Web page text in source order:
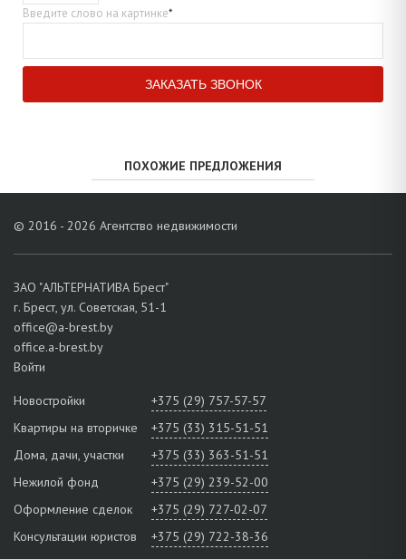
Введите слово на картинке*
ПОХОЖИЕ ПРЕДЛОЖЕНИЯ
© 2016 - 2026 Агентство недвижимости
ЗАО "АЛЬТЕРНАТИВА Брест"
г. Брест, ул. Советская, 51-1
office@a-brest.by
office.a-brest.by
Войти
Новостройки
+375 (29) 757-57-57
Квартиры на вторичке
+375 (33) 315-51-51
Дома, дачи, участки
+375 (33) 363-51-51
Нежилой фонд
+375 (29) 239-52-00
Оформление сделок
+375 (29) 727-02-07
Консультации юристов
+375 (29) 722-38-36